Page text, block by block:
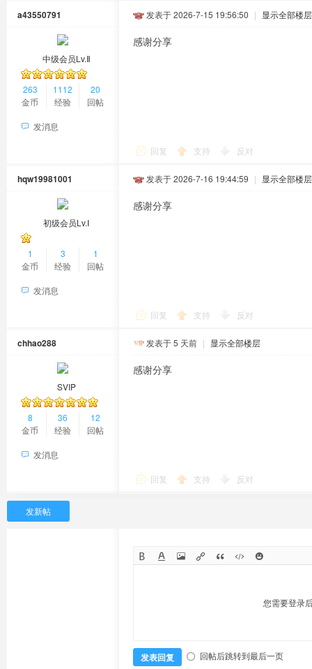
a43550791
中级会员Lv.Ⅱ
263
金币
1112
经验
20
回帖
发消息
发表于 2026-7-15 19:56:50 | 显示全部楼层
感谢分享
回复 支持 反对
hqw19981001
初级会员Lv.Ⅰ
1
金币
3
经验
1
回帖
发消息
发表于 2026-7-16 19:44:59 | 显示全部楼层
感谢分享
回复 支持 反对
chhao288
SVIP
8
金币
36
经验
12
回帖
发消息
发表于5 天前 | 显示全部楼层
感谢分享
回复 支持 反对
发新帖
您需要登录
发表回复 回帖后跳转到最后一页